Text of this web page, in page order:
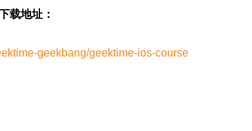
载地址：
geekbang/geektime-ios-course